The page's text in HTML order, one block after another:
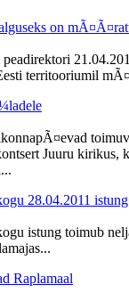
on
territooriumil
Juuru
28.04.2011 istung
istung toimub
Raplamaal